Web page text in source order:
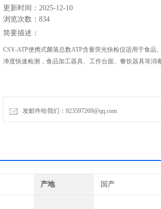
更新时间：2025-12-10
浏览次数：834
简要描述：
CSY-ATP便携式菌落总数ATP含量荧光快检仪适用于食品
净度快速检测，食品加工器具、工作台面、餐饮器具等消
发邮件给我们：923597269@qq.com
产地 国产